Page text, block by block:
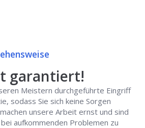
garantiert!
Meistern durchgeführte Eingriff
sodass Sie sich keine Sorgen
unsere Arbeit ernst und sind
aufkommenden Problemen zu